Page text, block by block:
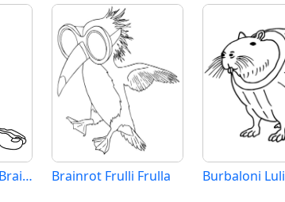
Brr Brr Patapim Brainrot Brainrot Frulli Frulla